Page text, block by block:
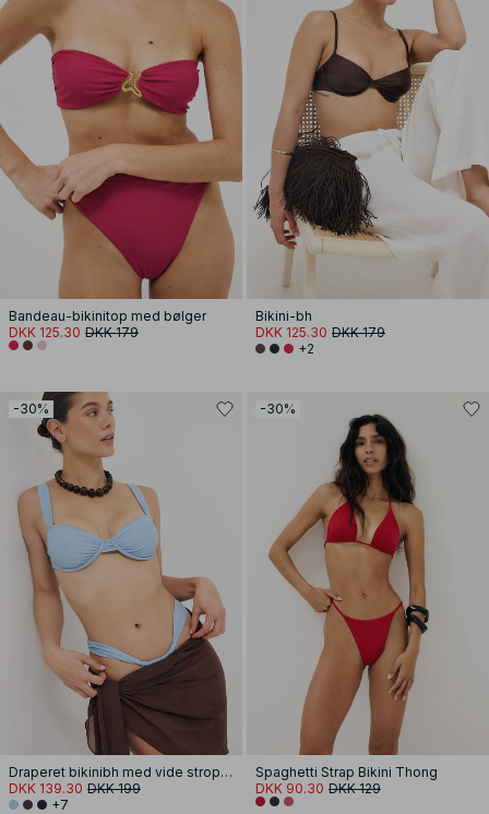
Bandeau-bikinitop med bølger
DKK 125.30 DKK 179
Bikini-bh
DKK 125.30 DKK 179
+2
-30%
Draperet bikinibh med vide stropper
DKK 139.30 DKK 199
+7
-30%
Spaghetti Strap Bikini Thong
DKK 90.30 DKK 129